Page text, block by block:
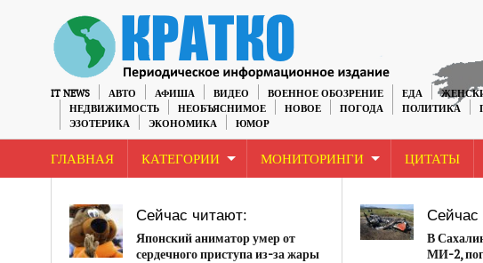
IT NEWS АВТО АФИША ВИДЕО ВОЕННОЕ ОБОЗРЕНИЕ ЕДА
НЕДВИЖИМОСТЬ
НЕОБЪЯСНИМОЕ НОВОЕ ПОГОДА ПОЛИТИКА
ЭЗОТЕРИКА
ЭКОНОМИКА ЮМОР
ГЛАВНАЯ КАТЕГОРИИ МОНИТОРИНГИ ЦИТАТЫ
Сейчас читают:
Японский аниматор умер от
сердечного приступа из-за жары
Сейчас
В
МИ-2,